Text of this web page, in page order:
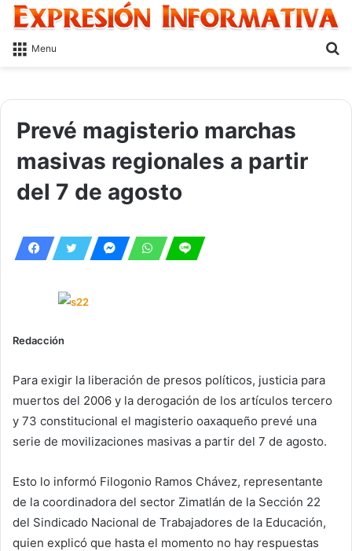
Menu
Prevé magisterio marchas
masivas regionales a partir
del 7 de agosto
Redacción
Para exigir la liberación de presos políticos, justicia para
muertos del 2006 y la derogación de los artículos tercero
y 73 constitucional el magisterio oaxaqueño prevé una
serie de movilizaciones masivas a partir del 7 de agosto.
Esto lo informó Filogonio Ramos Chávez, representante
de la coordinadora del sector Zimatlán de la Sección 22
del Sindicado Nacional de Trabajadores de la Educación,
quien explicó que hasta el momento no hay respuestas